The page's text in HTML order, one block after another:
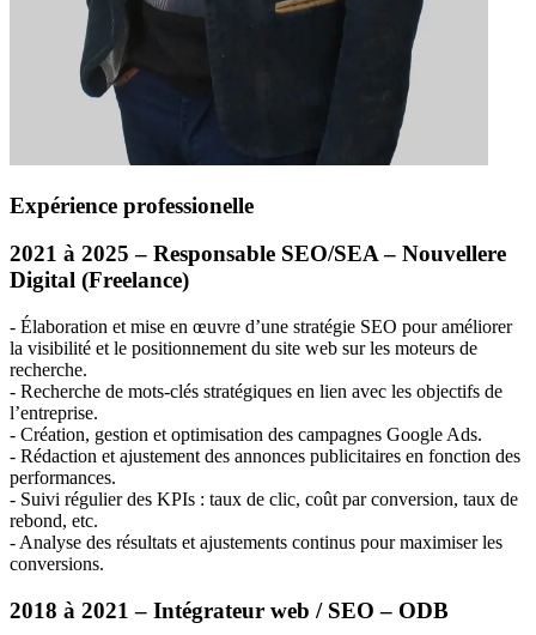
Expérience professionelle
2021 à 2025 – Responsable SEO/SEA– Nouvellere
Digital (Freelance)
‐ Élaboration et mise en œuvre d’une stratégie SEO pour améliorer
la visibilité et le positionnement du site web sur les moteurs de
recherche.
‐ Recherche de mots‐clés stratégiques en lien avec les objectifs de
l’entreprise.
‐ Création, gestion et optimisation des campagnes Google Ads.
‐ Rédaction et ajustement des annonces publicitaires en fonction des
performances.
‐ Suivi régulier des KPIs : taux de clic, coût par conversion, taux de
rebond, etc.
‐ Analyse des résultats et ajustements continus pour maximiser les
conversions.
2018 à 2021 – Intégrateur web / SEO – ODB